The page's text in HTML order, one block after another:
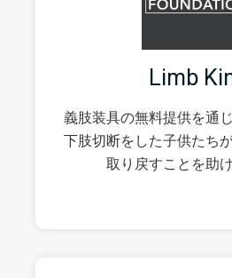
Limb
義肢装具の無料提供を通
下肢切断をした子供たち
取り戻すことを助け